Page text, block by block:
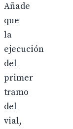
Añade
que
la
ejecución
del
primer
tramo
del
vial,